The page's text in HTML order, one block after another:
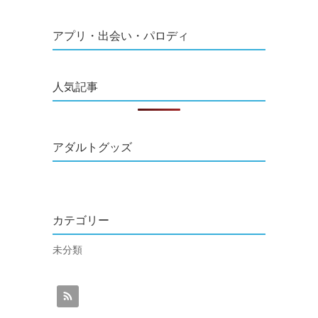
アプリ・出会い・パロディ
人気記事
アダルトグッズ
カテゴリー
未分類